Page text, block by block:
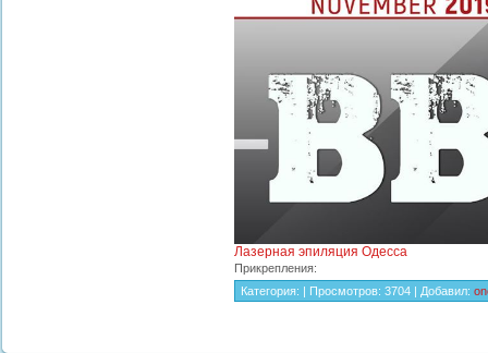
Лазерная эпиляция Одесса
Прикрепления:
Категория: | Просмотров: 3704 | Добавил: